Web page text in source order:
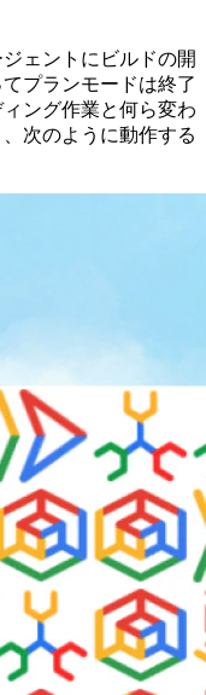
ェントにビルドの開
プランモードは終了
ング作業と何ら変わ
次のように動作する